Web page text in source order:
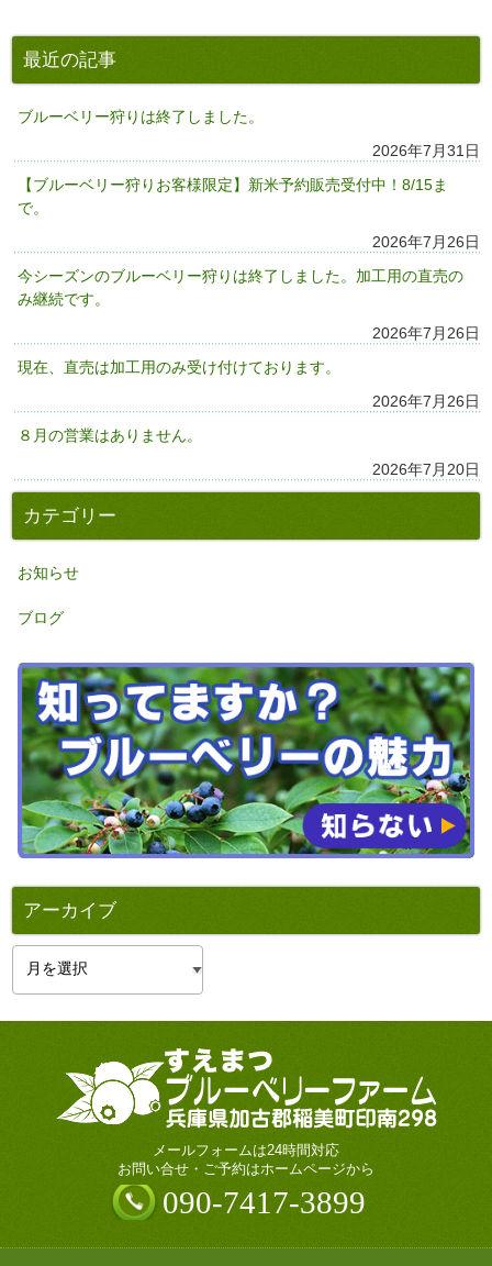
最近の記事
ブルーベリー狩りは終了しました。
2026年7月31日
【ブルーベリー狩りお客様限定】新米予約販売受付中！8/15ま
で。
2026年7月26日
今シーズンのブルーベリー狩りは終了しました。加工用の直売の
み継続です。
2026年7月26日
現在、直売は加工用のみ受け付けております。
2026年7月26日
８月の営業はありません。
2026年7月20日
カテゴリー
お知らせ
ブログ
アーカイブ
イ
メールフォームは24時間対応
お問い合せ・ご予約はホームページから
090-7417-3899